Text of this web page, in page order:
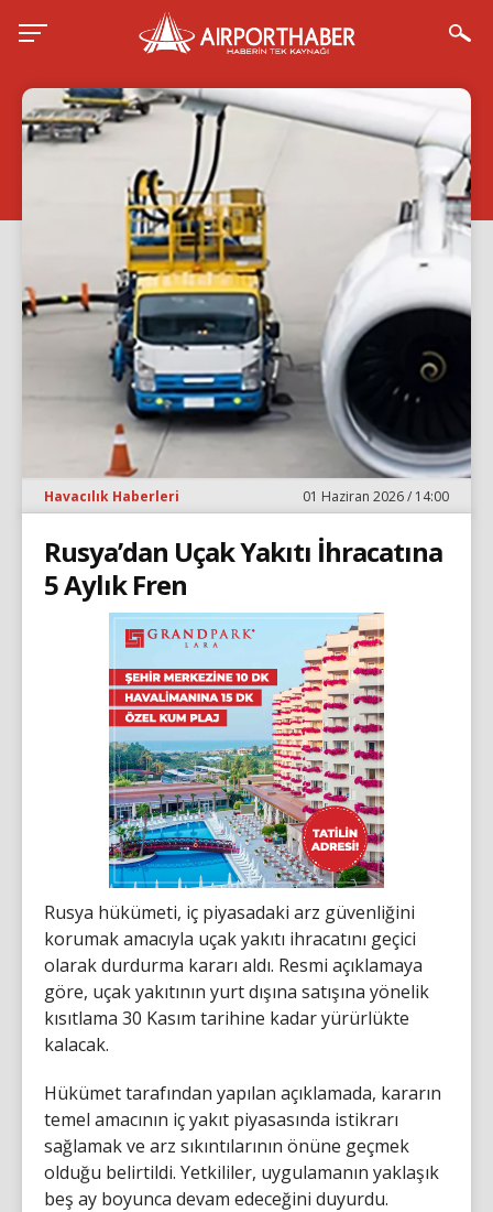
Havacılık Haberleri 01 Haziran 2026 / 14:00
Rusya’dan Uçak Yakıtı İhracatına
5 Aylık Fren
Rusya hükümeti, iç piyasadaki arz güvenliğini
korumak amacıyla uçak yakıtı ihracatını geçici
olarak durdurma kararı aldı. Resmi açıklamaya
göre, uçak yakıtının yurt dışına satışına yönelik
kısıtlama 30 Kasım tarihine kadar yürürlükte
kalacak.
Hükümet tarafından yapılan açıklamada, kararın
temel amacının iç yakıt piyasasında istikrarı
sağlamak ve arz sıkıntılarının önüne geçmek
olduğu belirtildi. Yetkililer, uygulamanın yaklaşık
beş ay boyunca devam edeceğini duyurdu.